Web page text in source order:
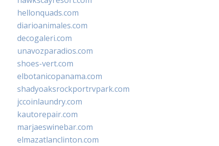
hellonquads.com
diarioanimales.com
decogaleri.com
unavozparadios.com
shoes-vert.com
elbotanicopanama.com
shadyoaksrockportrvpark.com
jccoinlaundry.com
kautorepair.com
marjaeswinebar.com
elmazatlanclinton.com